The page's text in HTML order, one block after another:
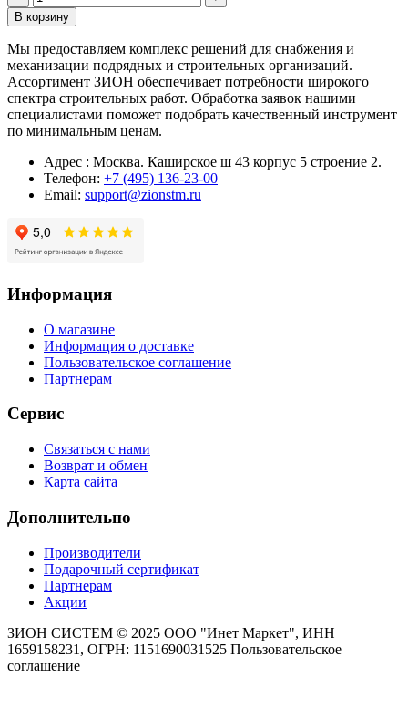
В корзину
Мы предоставляем комплекс решений для снабжения и
механизации подрядных и строительных организаций.
Ассортимент ЗИОН обеспечивает потребности широкого
спектра строительных работ. Обработка заявок нашими
специалистами поможет подобрать качественный инструмент
по минимальным ценам.
Адрес : Москва. Каширское ш 43 корпус 5 строение 2.
Телефон: +7 (495) 136-23-00
Email: support@zionstm.ru
Информация
О магазине
Информация о доставке
Пользовательское соглашение
Партнерам
Сервис
Связаться с нами
Возврат и обмен
Карта сайта
Дополнительно
Производители
Подарочный сертификат
Партнерам
Акции
ЗИОН СИСТЕМ © 2025 ООО "Инет Маркет", ИНН
1659158231, ОГРН: 1151690031525 Пользовательское
соглашение